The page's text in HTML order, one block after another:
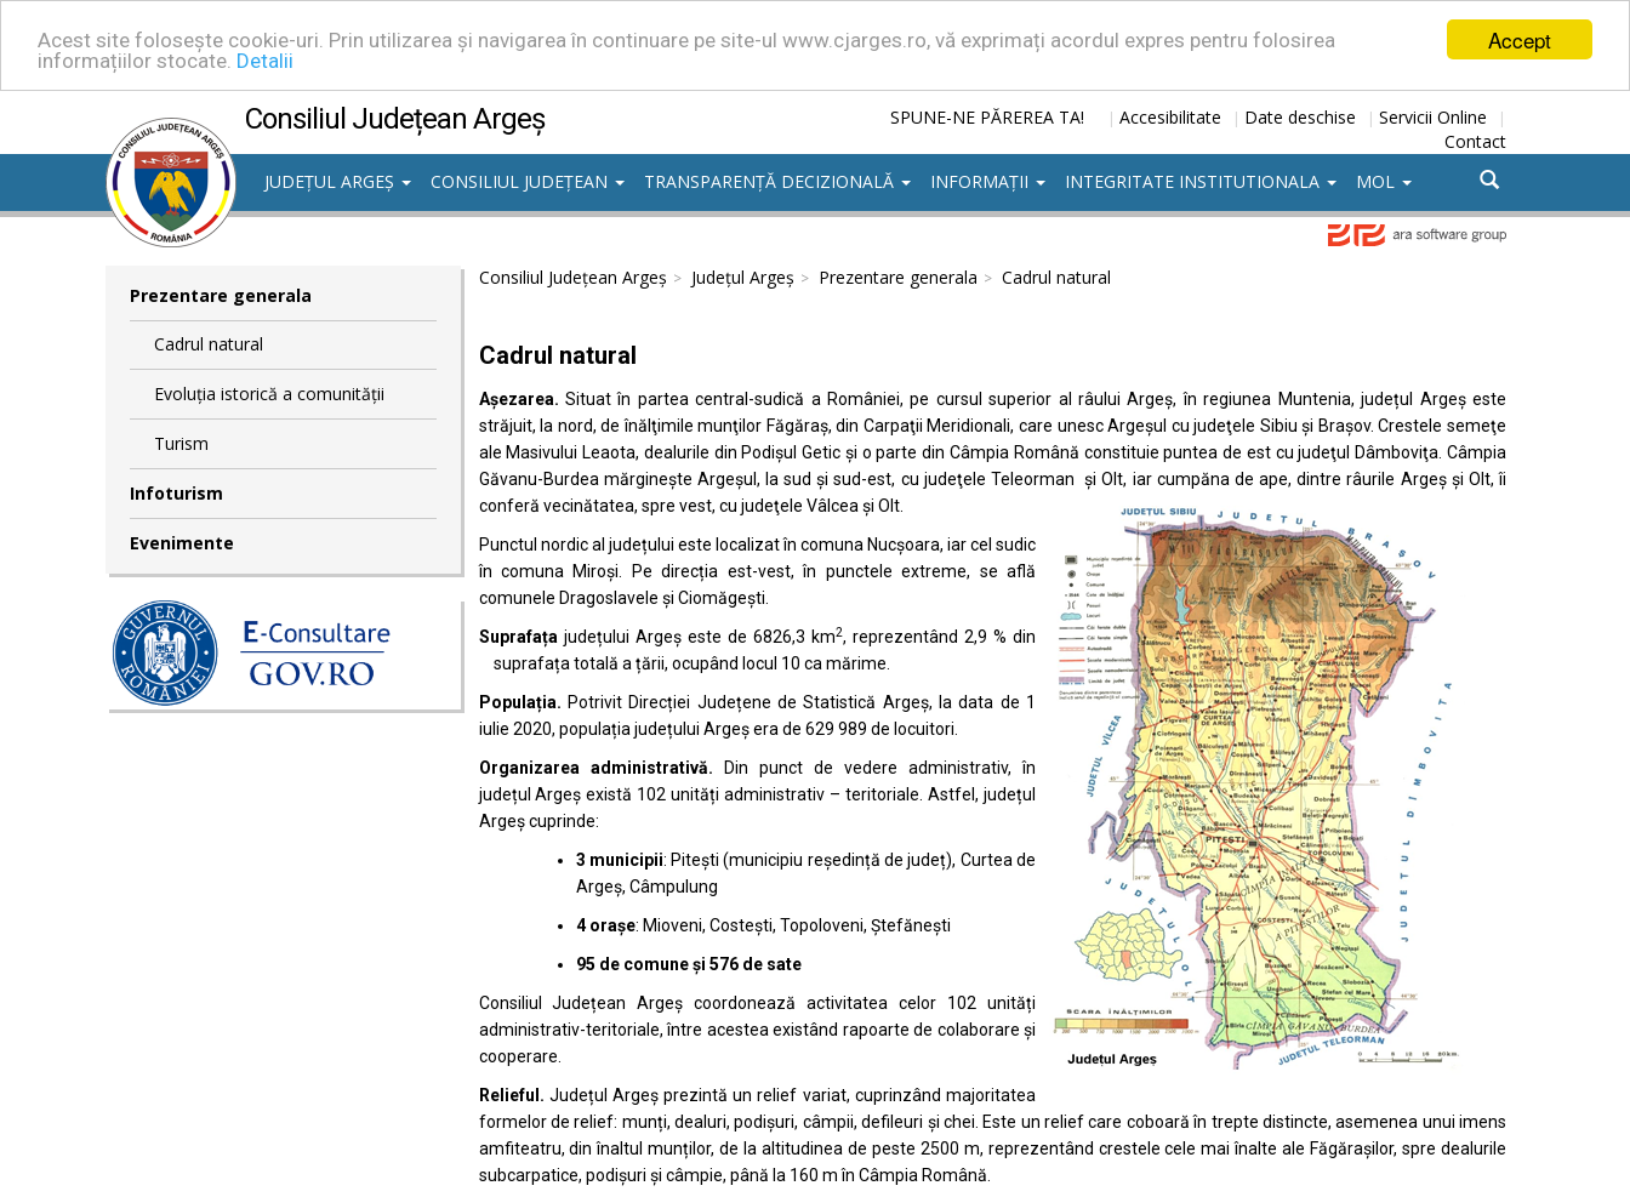
Accept
Acest site folosește cookie-uri. Prin utilizarea și navigarea în continuare pe site-ul www.cjarges.ro, vă exprimați acordul expres pentru folosirea
informațiilor stocate. Detalii
Consiliul Județean Argeș SPUNE-NE PĂREREA TA! | Accesibilitate | Date deschise | Servicii Online |
Contact
JUDEȚUL ARGEȘ
CONSILIUL JUDEȚEAN TRANSPARENȚĂ DECIZIONALĂ INFORMAȚII INTEGRITATE INSTITUTIONALA MOL
Prezentare generala
Cadrul natural
Evoluția istorică a comunității
Turism
Infoturism
Evenimente
Consiliul Județean Argeș Județul Argeș Prezentare generala Cadrul natural
Cadrul natural
Așezarea. Situat în partea central-sudică a României, pe cursul superior al râului Argeș, în regiunea Muntenia, județul Argeș este
străjuit, la nord, de înălţimile munţilor Făgăraş, din Carpaţii Meridionali, care unesc Argeşul cu judeţele Sibiu şi Braşov. Crestele semeţe
ale Masivului Leaota, dealurile din Podişul Getic şi o parte din Câmpia Română constituie puntea de est cu judeţul Dâmboviţa. Câmpia
Găvanu-Burdea mărgineşte Argeșul, la sud şi sud-est, cu judeţele Teleorman şi Olt, iar cumpăna de ape, dintre râurile Argeş şi Olt, îi
conferă vecinătatea, spre vest, cu judeţele Vâlcea şi Olt.
Punctul nordic al județului este localizat în comuna Nucșoara, iar cel sudic
în comuna Miroși. Pe direcția est-vest, în punctele extreme, se află
comunele Dragoslavele și Ciomăgești.
Suprafața județului Argeș este de 6826,3 km2, reprezentând 2,9 % din
suprafața totală a țării, ocupând locul 10 ca mărime.
Populația. Potrivit Direcției Județene de Statistică Argeș, la data de 1
iulie 2020, populația județului Argeș era de 629 989 de locuitori.
Organizarea administrativă.
Din punct de vedere administrativ, în
județul Argeș există 102 unități administrativ – teritoriale. Astfel, județul
Argeș cuprinde:
3 municipii: Pitești (municipiu reședință de județ), Curtea de
Argeș, Câmpulung
4 orașe: Mioveni, Costești, Topoloveni, Ștefănești
95 de comune și 576 de sate
Consiliul Județean Argeș coordonează activitatea celor 102 unități
administrativ-teritoriale, între acestea existând rapoarte de colaborare și
cooperare.
Relieful. Județul Argeș prezintă un relief variat, cuprinzând majoritatea
formelor de relief: munți, dealuri, podișuri, câmpii, defileuri și chei. Este un relief care coboară în trepte distincte, asemenea unui imens
amfiteatru, din înaltul munților, de la altitudinea de peste 2500 m, reprezentând crestele cele mai înalte ale Făgărașilor, spre dealurile
subcarpatice, podișuri și câmpie, până la 160 m în Câmpia Română.